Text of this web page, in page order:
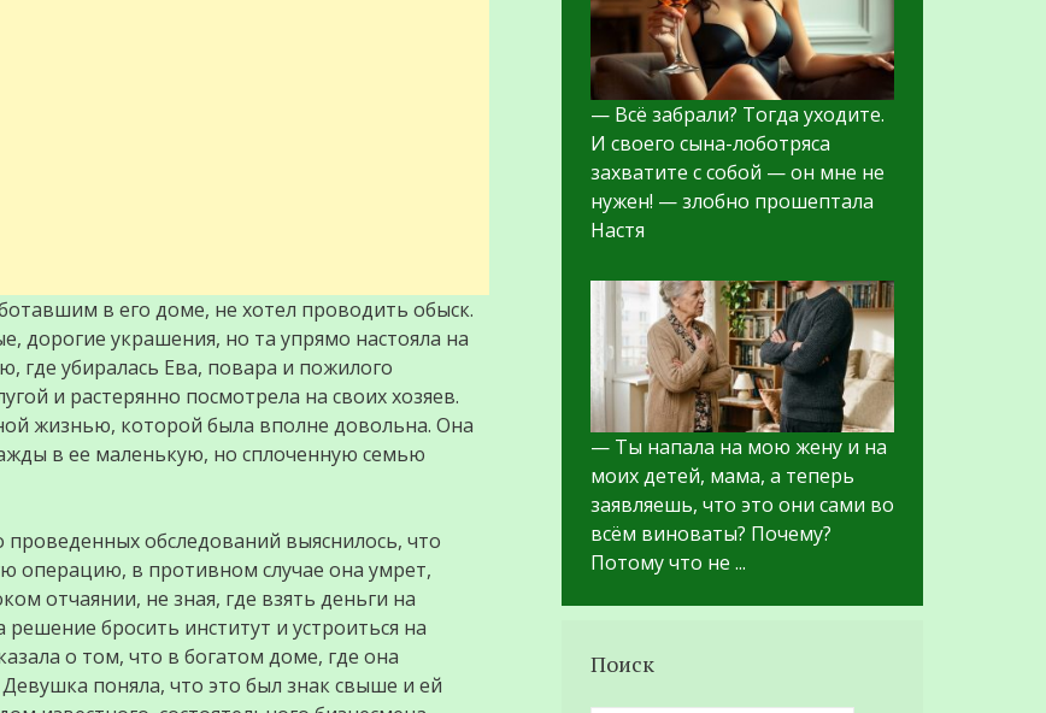
в его доме, не хотел проводить обыск.
дорогие украшения, но та упрямо настояла на
где убиралась Ева, повара и пожилого
и растерянно посмотрела на своих хозяев.
жизнью, которой была вполне довольна. Она
в ее маленькую, но сплоченную семью
обследований выяснилось, что
операцию, в противном случае она умрет,
отчаянии, не зная, где взять деньги на
бросить институт и устроиться на
о том, что в богатом доме, где она
поняла, что это был знак свыше и ей
— Всё забрали? Тогда уходите.
И своего сына-лоботряса
захватите с собой — он мне не
нужен! — злобно прошептала
Настя
— Ты напала на мою жену и на
моих детей, мама, а теперь
заявляешь, что это они сами во
всём виноваты? Почему?
Потому что не ...
Поиск